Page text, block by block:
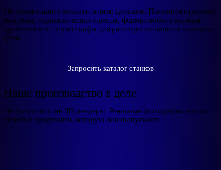
Не обязательно покупать линию целиком. Поставим отдельно:
миксеры, гидравлические прессы, формы любого размера,
дробилки или термошкафы для расширения вашего текущего
цеха.
Запросить каталог станков
Наше производство в деле
Не фотошоп и не 3D-рендеры. Реальные фотографии наших
линий и продукции, которую они выпускают.